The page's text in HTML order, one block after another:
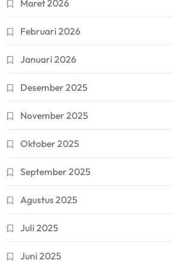
Maret 2026
Februari 2026
Januari 2026
Desember 2025
November 2025
Oktober 2025
September 2025
Agustus 2025
Juli 2025
Juni 2025